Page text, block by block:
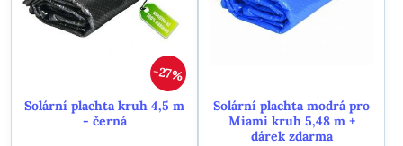
27%
Solární plachta kruh 4,5 m
- černá
Solární plachta modrá pro
Miami kruh 5,48 m +
dárek zdarma